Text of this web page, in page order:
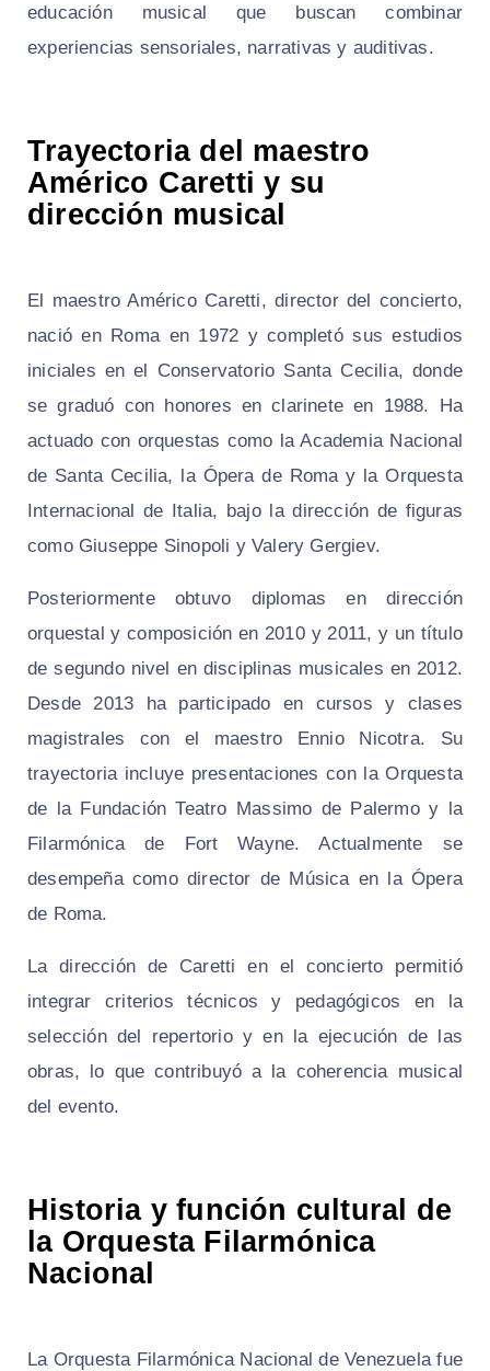
educación musical que buscan combinar
experiencias sensoriales, narrativas y auditivas.
Trayectoria del maestro
Américo Caretti y su
dirección musical
El maestro Américo Caretti, director del concierto,
nació en Roma en 1972 y completó sus estudios
iniciales en el Conservatorio Santa Cecilia, donde
se graduó con honores en clarinete en 1988. Ha
actuado con orquestas como la Academia Nacional
de Santa Cecilia, la Ópera de Roma y la Orquesta
Internacional de Italia, bajo la dirección de figuras
como Giuseppe Sinopoli y Valery Gergiev.
Posteriormente obtuvo diplomas en dirección
orquestal y composición en 2010 y 2011, y un título
de segundo nivel en disciplinas musicales en 2012.
Desde 2013 ha participado en cursos y clases
magistrales con el maestro Ennio Nicotra. Su
trayectoria incluye presentaciones con la Orquesta
de la Fundación Teatro Massimo de Palermo y la
Filarmónica de Fort Wayne. Actualmente se
desempeña como director de Música en la Ópera
de Roma.
La dirección de Caretti en el concierto permitió
integrar criterios técnicos y pedagógicos en la
selección del repertorio y en la ejecución de las
obras, lo que contribuyó a la coherencia musical
del evento.
Historia y función cultural de
la Orquesta Filarmónica
Nacional
La Orquesta Filarmónica Nacional de Venezuela fue